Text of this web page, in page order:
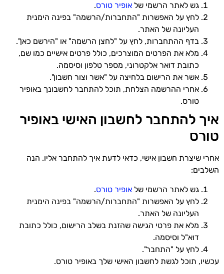
גש לאתר הרשמי של אופיר טורס.
לחץ על האפשרות "התחברות/הרשמה" בפינה הימנית
העליונה של האתר.
בדף ההתחברות, לחץ על "לחצן הרשמה" או "הירשם כאן".
מלא את הפרטים המוצרכים, כולל פרטים אישיים כמו שם,
כתובת דואר אלקטרוני, מספר טלפון וסיסמה.
אשר את הרישום בלחיצה על "אשר וצור חשבון".
אחרי ההרשמה הצלחת, תוכל להתחבר לחשבונך באופיר
טורס.
איך להתחבר לחשבון האישי באופיר
טורס
אחרי שיצרת חשבון אישי, כדאי לדעת איך להתחבר אליו. הנה
השלבים:
גש לאתר הרשמי של אופיר טורס.
לחץ על האפשרות "התחברות/הרשמה" בפינה הימנית
העליונה של האתר.
מלא את פרטי הגישה שהזנת בשלב הרישום, כולל כתובת
דוא"ל וסיסמה.
לחץ על "התחבר".
עכשיו, תוכל לגשת לחשבון האישי שלך באופיר טורס.